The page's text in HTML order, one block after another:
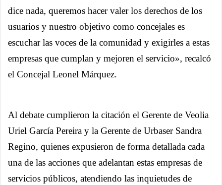
dice nada, queremos hacer valer los derechos de los
usuarios y nuestro objetivo como concejales es
escuchar las voces de la comunidad y exigirles a estas
empresas que cumplan y mejoren el servicio», recalcó
el Concejal Leonel Márquez.
Al debate cumplieron la citación el Gerente de Veolia
Uriel García Pereira y la Gerente de Urbaser Sandra
Regino, quienes expusieron de forma detallada cada
una de las acciones que adelantan estas empresas de
servicios públicos, atendiendo las inquietudes de